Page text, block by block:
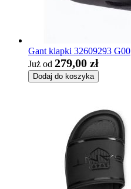
Gant klapki 32609293 G00
Już od 279,00 zł
Dodaj do koszyka